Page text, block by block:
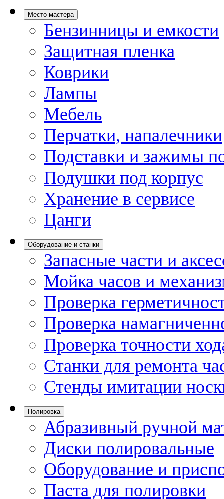
Место мастера
Бензинницы и емкости
Защитная пленка
Коврики
Лампы
Мебель
Перчатки, напалечники
Подставки и зажимы
Подушки под корпус
Хранение в сервисе
Цанги
Оборудование и станки
Запасные части и
Мойка часов и
Проверка
Проверка
Проверка точности
Станки для ремонта
Стенды имитации
Полировка
Абразивный ручной
Диски полировальные
Оборудование и
Паста для полировки